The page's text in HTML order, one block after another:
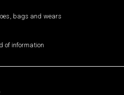
bags and wears
of information